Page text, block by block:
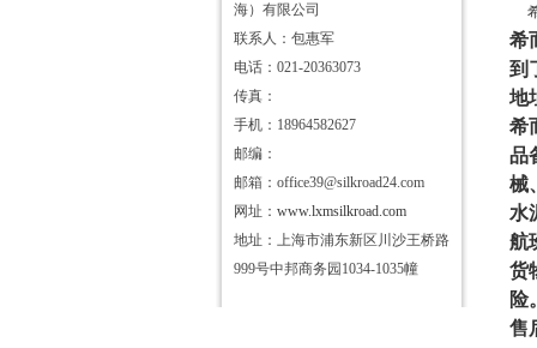
海）有限公司
联系人：包惠军
电话：021-20363073
传真：
手机：18964582627
邮编：
邮箱：office39@silkroad24.com
网址： www.lxmsilkroad.com
地址：上海市浦东新区川沙王桥路
999号中邦商务园1034-1035幢
希
到
地
希
品
械
水
航
货
险。
售